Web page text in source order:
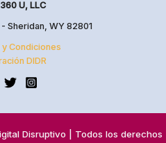
U, LLC
Sheridan, WY 82801
Condiciones
DIDR
Disruptivo | Todos los derechos